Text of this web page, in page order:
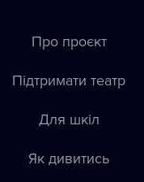
Про проєкт
Підтримати театр
Для шкіл
Як дивитись